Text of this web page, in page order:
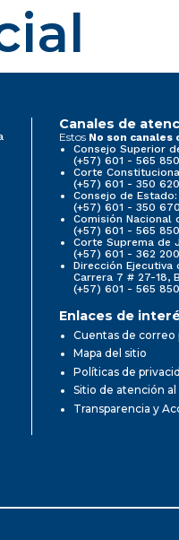
Canales de
Estos No son canales
Consejo Superior
(+57) 601 - 565
Corte
(+57) 601 - 350
Consejo de Estado:
(+57) 601 - 350
Comisión Nacional
(+57) 601 - 565
Corte Suprema de
(+57) 601 - 362
Dirección Ejecutiva
Carrera 7 # 27-18,
(+57) 601 - 565
Enlaces de
Cuentas de correo
Mapa del sitio
Políticas de
Sitio de atención al
Transparencia y